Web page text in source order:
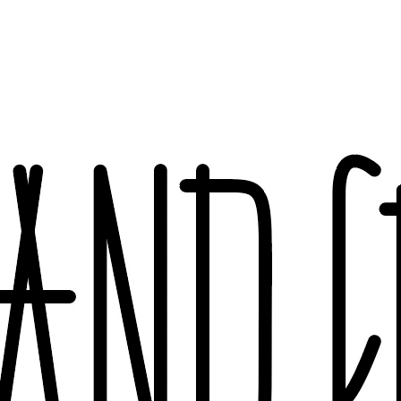
HĽADAŤ
ODPORÚČAME
BIANCHIN MONTELLO ROSÉ
PROSECCO